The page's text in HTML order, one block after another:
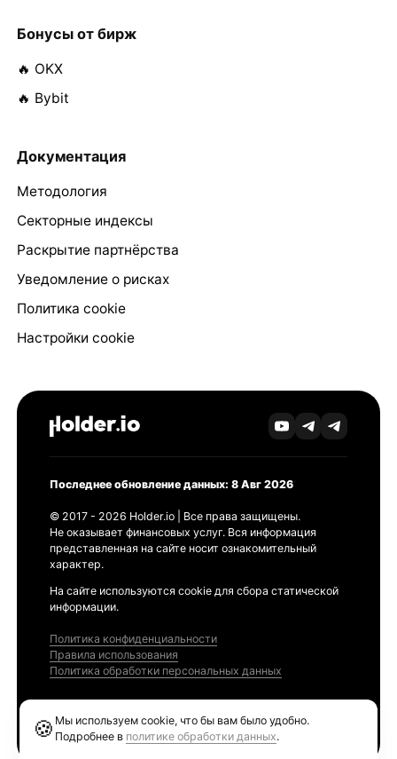
Бонусы от бирж
🔥 OKX
🔥 Bybit
Документация
Методология
Секторные индексы
Раскрытие партнёрства
Уведомление о рисках
Политика cookie
Настройки cookie
Последнее обновление данных: 8 Авг 2026
© 2017 - 2026 Holder.io | Все права защищены.
Не оказывает финансовых услуг. Вся информация
представленная на сайте носит ознакомительный
характер.
На сайте используются cookie для сбора статической
информации.
Политика конфиденциальности
Правила использования
Политика обработки персональных данных
🍪 Мы используем cookie, что бы вам было удобно.
Подробнее в политике обработки данных.
Ethereum GAS Tracker